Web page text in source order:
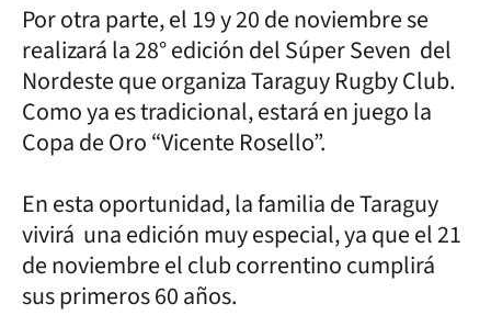
Por otra parte, el 19 y 20 de noviembre se
realizará la 28° edición del Súper Seven del
Nordeste que organiza Taraguy Rugby Club.
Como ya es tradicional, estará en juego la
Copa de Oro “Vicente Rosello”.
En esta oportunidad, la familia de Taraguy
vivirá una edición muy especial, ya que el 21
de noviembre el club correntino cumplirá
sus primeros 60 años.